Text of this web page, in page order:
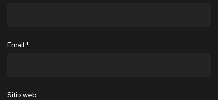
Email *
Sitio web